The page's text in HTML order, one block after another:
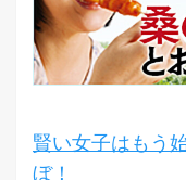
賢い女子はもう
ぼ！